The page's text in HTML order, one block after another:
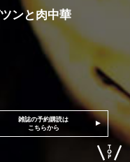
ンと肉中華
雑誌の予約購読は
こちらから